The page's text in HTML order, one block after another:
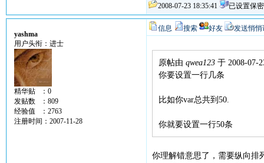
2008-07-23 18:35:41 已设置保密
yashma
用户头衔：进士
精华贴 ：0
发贴数 ：809
经验值 ：2763
注册时间：2007-11-28
信息 搜索 好友 发送悄悄
原帖由 qwea123 于 2008-07-
你要设置一行几条
比如你var总共到50.
你就要设置一行50条
你理解错意思了，需要纵向排